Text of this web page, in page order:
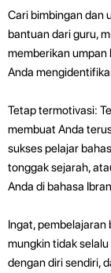
Cari bimbingan dan
bantuan dari guru,
memberikan umpan
Anda
Tetap termotivasi:
membuat Anda
sukses pelajar
tonggak sejarah,
Anda di bahasa
Ingat, pembelajaran
mungkin tidak
dengan diri sendiri,